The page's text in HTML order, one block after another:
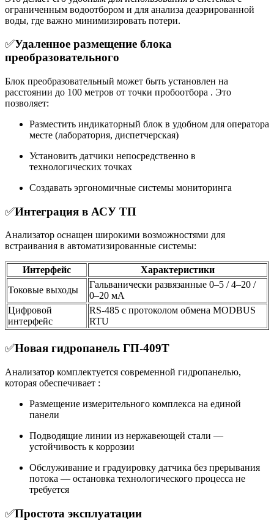
ограниченным водоотбором и для анализа деаэрированной
воды, где важно минимизировать потери.
✅Удаленное размещение блока
преобразовательного
Блок преобразовательный может быть установлен на
расстоянии до 100 метров от точки пробоотбора . Это
позволяет:
Разместить индикаторный блок в удобном для оператора
месте (лаборатория, диспетчерская)
Установить датчики непосредственно в
технологических точках
Создавать эргономичные системы мониторинга
✅Интеграция в АСУ ТП
Анализатор оснащен широкими возможностями для
встраивания в автоматизированные системы:
Интерфейс
Характеристики
Токовые выходы
Гальванически развязанные 0–5 / 4–20 /
0–20 мА
Цифровой
интерфейс
RS-485 с протоколом обмена MODBUS
RTU
✅Новая гидропанель ГП-409Т
Анализатор комплектуется современной гидропанелью,
которая обеспечивает :
Размещение измерительного комплекса на единой
панели
Подводящие линии из нержавеющей стали —
устойчивость к коррозии
Обслуживание и градуировку датчика без прерывания
потока — остановка технологического процесса не
требуется
✅Простота эксплуатации